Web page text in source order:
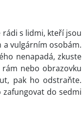
rádi s lidmi, kteří jsou
a vulgárním osobám.
nenapadá, zkuste
nebo obrazovku
pak ho odstraňte.
do sedmi